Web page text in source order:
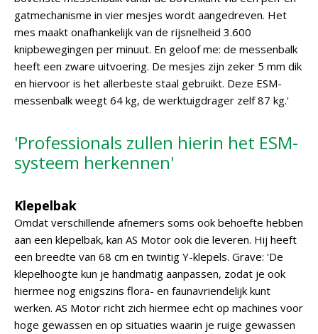
gatmechanisme in vier mesjes wordt aangedreven. Het
mes maakt onafhankelijk van de rijsnelheid 3.600
knipbewegingen per minuut. En geloof me: de messenbalk
heeft een zware uitvoering. De mesjes zijn zeker 5 mm dik
en hiervoor is het allerbeste staal gebruikt. Deze ESM-
messenbalk weegt 64 kg, de werktuigdrager zelf 87 kg.'
'Professionals zullen hierin het ESM-
systeem herkennen'
Klepelbak
Omdat verschillende afnemers soms ook behoefte hebben
aan een klepelbak, kan AS Motor ook die leveren. Hij heeft
een breedte van 68 cm en twintig Y-klepels. Grave: 'De
klepelhoogte kun je handmatig aanpassen, zodat je ook
hiermee nog enigszins flora- en faunavriendelijk kunt
werken. AS Motor richt zich hiermee echt op machines voor
hoge gewassen en op situaties waarin je ruige gewassen